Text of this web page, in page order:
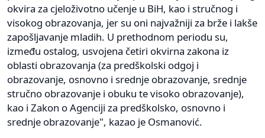
okvira za cjeloživotno učenje u BiH, kao i stručnog i
visokog obrazovanja, jer su oni najvažniji za brže i lakše
zapošljavanje mladih. U prethodnom periodu su,
između ostalog, usvojena četiri okvirna zakona iz
oblasti obrazovanja (za predškolski odgoj i
obrazovanje, osnovno i srednje obrazovanje, srednje
stručno obrazovanje i obuku te visoko obrazovanje),
kao i Zakon o Agenciji za predškolsko, osnovno i
srednje obrazovanje", kazao je Osmanović.